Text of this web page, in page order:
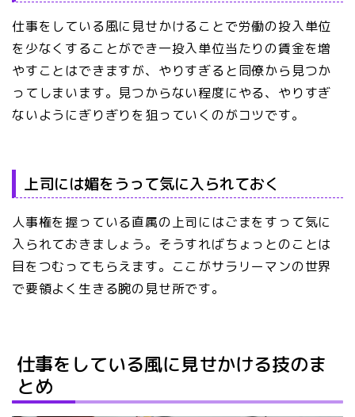
仕事をしている風に見せかけることで労働の投入単位
を少なくすることができ一投入単位当たりの賃金を増
やすことはできますが、やりすぎると同僚から見つか
ってしまいます。見つからない程度にやる、やりすぎ
ないようにぎりぎりを狙っていくのがコツです。
上司には媚をうって気に入られておく
人事権を握っている直属の上司にはごまをすって気に
入られておきましょう。そうすればちょっとのことは
目をつむってもらえます。ここがサラリーマンの世界
で要領よく生きる腕の見せ所です。
仕事をしている風に見せかける技のま
とめ